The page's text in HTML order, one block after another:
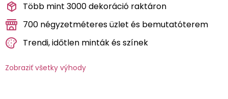
Több mint 3000 dekoráció raktáron
700 négyzetméteres üzlet és bemutatóterem
Trendi, időtlen minták és színek
Zobraziť všetky výhody